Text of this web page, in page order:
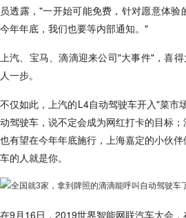
员透露，"一开始可能免费，针对愿意体
今年年底，我们也要等内部通知。"
上汽、宝马、滴滴迎来公司"大事件"，喜
人一步。
不仅如此，上汽的L4自动驾驶车开入"菜市
动驾驶车，说不定会成为网红打卡的目标
也有望在今年年底施行，上海嘉定的小伙
车的人就是你。
在9月16日，2019世界智能网联汽车大会